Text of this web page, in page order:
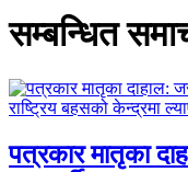
सम्बन्धित
पत्रकार मातृका